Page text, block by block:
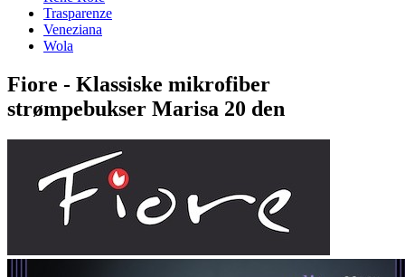
Trasparenze
Veneziana
Wola
Fiore - Klassiske mikrofiber
strømpebukser Marisa 20 den